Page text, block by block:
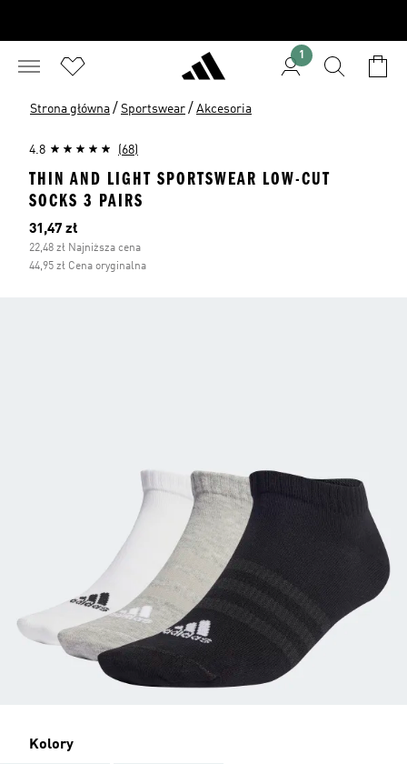
1
Strona główna / Sportswear / Akcesoria
4.8 (68)
THIN AND LIGHT SPORTSWEAR LOW-CUT
SOCKS 3 PAIRS
Bieżąca cena
31,47 zł
22,48 zł Najniższa cena
44,95 zł Cena oryginalna
Kolory